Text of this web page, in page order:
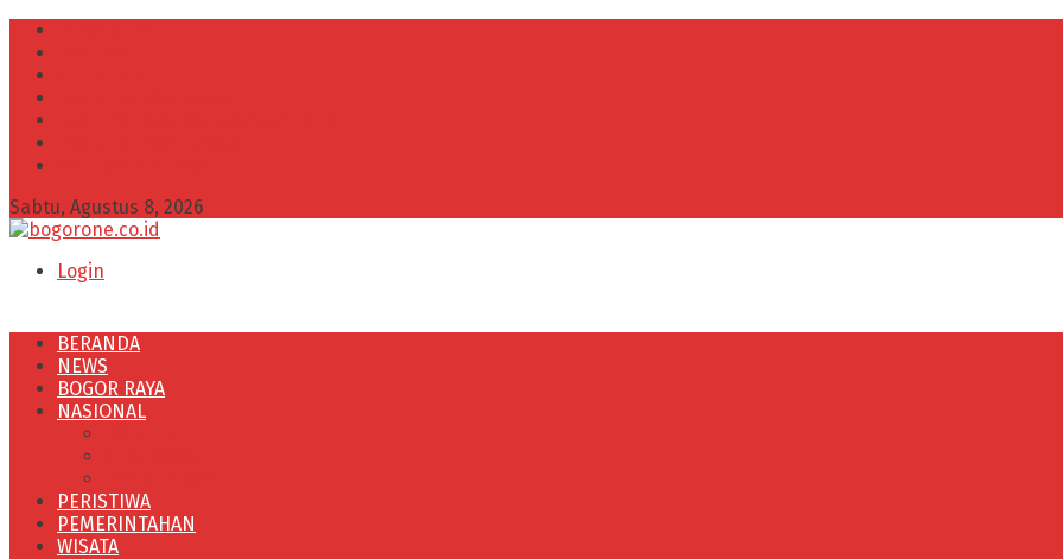
Sabtu, Agustus 8, 2026
Login
BERANDA
NEWS
BOGOR RAYA
NASIONAL
PERISTIWA
PEMERINTAHAN
WISATA